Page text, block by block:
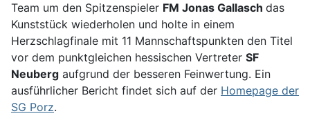
Team um den Spitzenspieler FM Jonas Gallasch das
Kunststück wiederholen und holte in einem
Herzschlagfinale mit 11 Mannschaftspunkten den Titel
vor dem punktgleichen hessischen Vertreter SF
Neuberg aufgrund der besseren Feinwertung. Ein
ausführlicher Bericht findet sich auf der Homepage der
SG Porz.